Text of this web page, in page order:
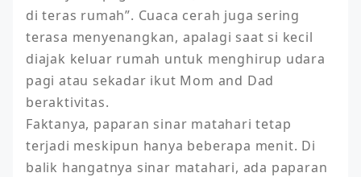
di teras rumah”. Cuaca cerah juga sering
terasa menyenangkan, apalagi saat si kecil
diajak keluar rumah untuk menghirup udara
pagi atau sekadar ikut Mom and Dad
beraktivitas.
Faktanya, paparan sinar matahari tetap
terjadi meskipun hanya beberapa menit. Di
balik hangatnya sinar matahari, ada paparan